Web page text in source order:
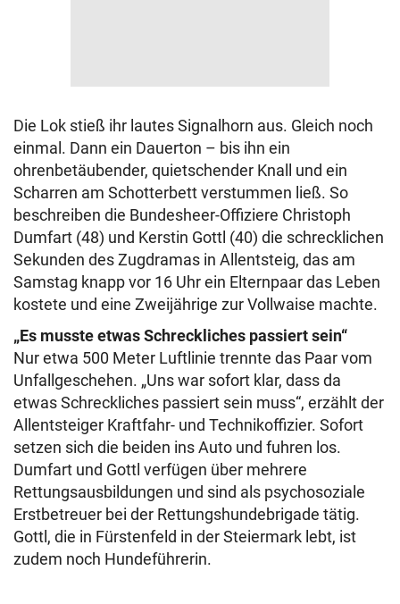
Die Lok stieß ihr lautes Signalhorn aus. Gleich noch
einmal. Dann ein Dauerton – bis ihn ein
ohrenbetäubender, quietschender Knall und ein
Scharren am Schotterbett verstummen ließ. So
beschreiben die Bundesheer-Offiziere Christoph
Dumfart (48) und Kerstin Gottl (40) die schrecklichen
Sekunden des Zugdramas in Allentsteig, das am
Samstag knapp vor 16 Uhr ein Elternpaar das Leben
kostete und eine Zweijährige zur Vollwaise machte.
„Es musste etwas Schreckliches passiert sein“
Nur etwa 500 Meter Luftlinie trennte das Paar vom
Unfallgeschehen. „Uns war sofort klar, dass da
etwas Schreckliches passiert sein muss“, erzählt der
Allentsteiger Kraftfahr- und Technikoffizier. Sofort
setzen sich die beiden ins Auto und fuhren los.
Dumfart und Gottl verfügen über mehrere
Rettungsausbildungen und sind als psychosoziale
Erstbetreuer bei der Rettungshundebrigade tätig.
Gottl, die in Fürstenfeld in der Steiermark lebt, ist
zudem noch Hundeführerin.